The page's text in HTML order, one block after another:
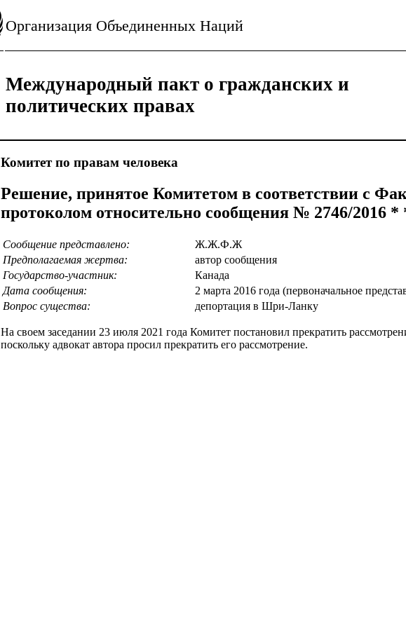
Организация Объединенных Наций
Международный пакт о гражданских и
политических правах
Комитет по правам человека
Решение, принятое Комитетом в соответствии с
протоколом относительно сообщения № 2746/2016 *
Сообщение представлено:
Ж.Ж.Ф.Ж
Предполагаемая жертва:
автор сообщения
Государство-участник:
Канада
Дата сообщения:
2 марта 2016 года (первоначальное
Вопрос существа:
депортация в Шри-Ланку
На своем заседании 23 июля 2021 года Комитет постановил прекратить
поскольку адвокат автора просил прекратить его рассмотрение.